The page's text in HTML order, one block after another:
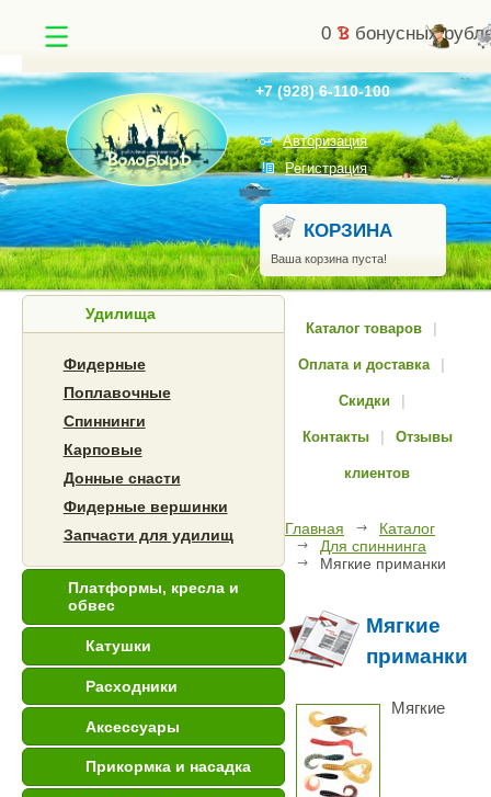
0 бонусных
Авторизация
Регистрация
+7 (928) 6-110-100
КОРЗИНА
Ваша корзина пуста!
Найти
Удилища
Фидерные
Поплавочные
Спиннинги
Карповые
Донные снасти
Фидерные вершинки
Запчасти для удилищ
Платформы, кресла и
обвес
Катушки
Расходники
Аксессуары
Прикормка и насадка
Каталог товаров
Оплата и доставка
Скидки
Контакты Отзывы
клиентов
Главная
Каталог
Для спиннинга
Мягкие приманки
Мягкие
приманки
Мягкие